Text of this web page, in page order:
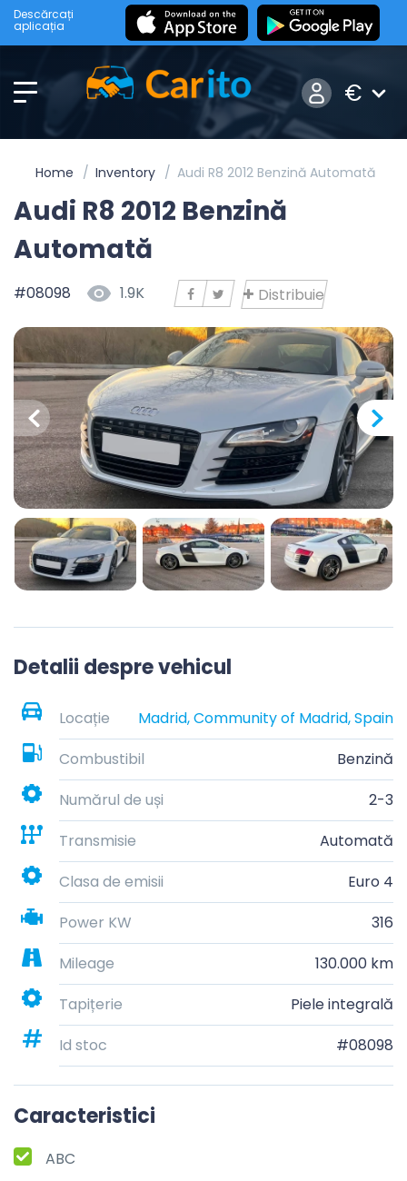
Descărcați
aplicația
€
Home Inventory Audi R8 2012 Benzină Automată
Audi R8 2012 Benzină
Automată
#08098 1.9K Distribuie
Detalii despre vehicul
Locație
Madrid, Community of Madrid, Spain
Combustibil
Benzină
Numărul de uși
2-3
Transmisie
Automată
Clasa de emisii
Euro 4
Power KW
316
Mileage
130.000 km
Tapițerie
Piele integrală
Id stoc
#08098
Caracteristici
ABC